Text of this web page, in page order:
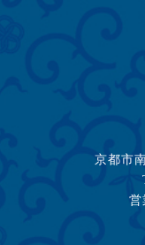
京都市
営